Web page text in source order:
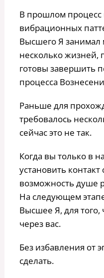
В прошлом процесс
вибрационных
Высшего Я
несколько
готовы завершить
процесса
Раньше для
требовалось
сейчас это не так.
Когда вы только в
установить
возможность душе
На следующем
Высшее Я, для того,
через вас.
Без избавления от
сделать.